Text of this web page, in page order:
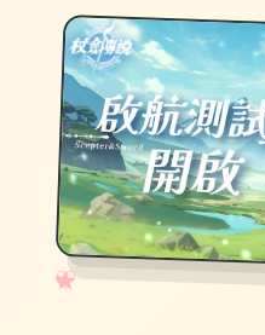
✧
♡
★
♥